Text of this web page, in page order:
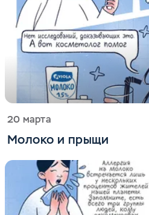
20 марта
Молоко и прыщи